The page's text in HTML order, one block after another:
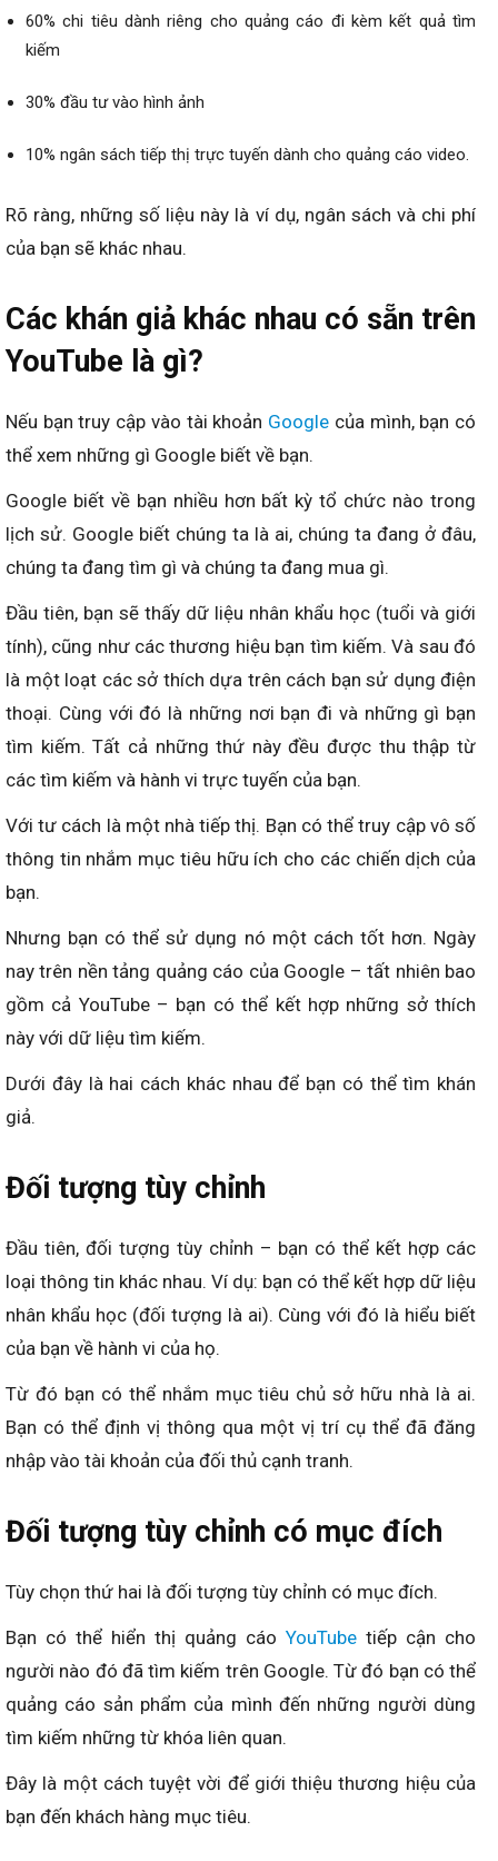
60% chi tiêu dành riêng cho quảng cáo đi kèm kết quả tìm
kiếm
30% đầu tư vào hình ảnh
10% ngân sách tiếp thị trực tuyến dành cho quảng cáo video.
Rõ ràng, những số liệu này là ví dụ, ngân sách và chi phí
của bạn sẽ khác nhau.
Các khán giả khác nhau có sẵn trên
YouTube là gì?
Nếu bạn truy cập vào tài khoản Google của mình, bạn có
thể xem những gì Google biết về bạn.
Google biết về bạn nhiều hơn bất kỳ tổ chức nào trong
lịch sử. Google biết chúng ta là ai, chúng ta đang ở đâu,
chúng ta đang tìm gì và chúng ta đang mua gì.
Đầu tiên, bạn sẽ thấy dữ liệu nhân khẩu học (tuổi và giới
tính), cũng như các thương hiệu bạn tìm kiếm. Và sau đó
là một loạt các sở thích dựa trên cách bạn sử dụng điện
thoại. Cùng với đó là những nơi bạn đi và những gì bạn
tìm kiếm. Tất cả những thứ này đều được thu thập từ
các tìm kiếm và hành vi trực tuyến của bạn.
Với tư cách là một nhà tiếp thị. Bạn có thể truy cập vô số
thông tin nhắm mục tiêu hữu ích cho các chiến dịch của
bạn.
Nhưng bạn có thể sử dụng nó một cách tốt hơn. Ngày
nay trên nền tảng quảng cáo của Google – tất nhiên bao
gồm cả YouTube – bạn có thể kết hợp những sở thích
này với dữ liệu tìm kiếm.
Dưới đây là hai cách khác nhau để bạn có thể tìm khán
giả.
Đối tượng tùy chỉnh
Đầu tiên, đối tượng tùy chỉnh – bạn có thể kết hợp các
loại thông tin khác nhau. Ví dụ: bạn có thể kết hợp dữ liệu
nhân khẩu học (đối tượng là ai). Cùng với đó là hiểu biết
của bạn về hành vi của họ.
Từ đó bạn có thể nhắm mục tiêu chủ sở hữu nhà là ai.
Bạn có thể định vị thông qua một vị trí cụ thể đã đăng
nhập vào tài khoản của đối thủ cạnh tranh.
Đối tượng tùy chỉnh có mục đích
Tùy chọn thứ hai là đối tượng tùy chỉnh có mục đích.
Bạn có thể hiển thị quảng cáo YouTube tiếp cận cho
người nào đó đã tìm kiếm trên Google. Từ đó bạn có thể
quảng cáo sản phẩm của mình đến những người dùng
tìm kiếm những từ khóa liên quan.
Đây là một cách tuyệt vời để giới thiệu thương hiệu của
bạn đến khách hàng mục tiêu.